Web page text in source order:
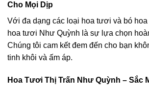
Cho Mọi Dịp
Với đa dạng các loại hoa tươi và bó hoa
hoa tươi Như Quỳnh là sự lựa chọn
Chúng tôi cam kết đem đến cho bạn
tinh khôi và ấm áp.
Hoa Tươi Thị Trấn Như Quỳnh – Sắc